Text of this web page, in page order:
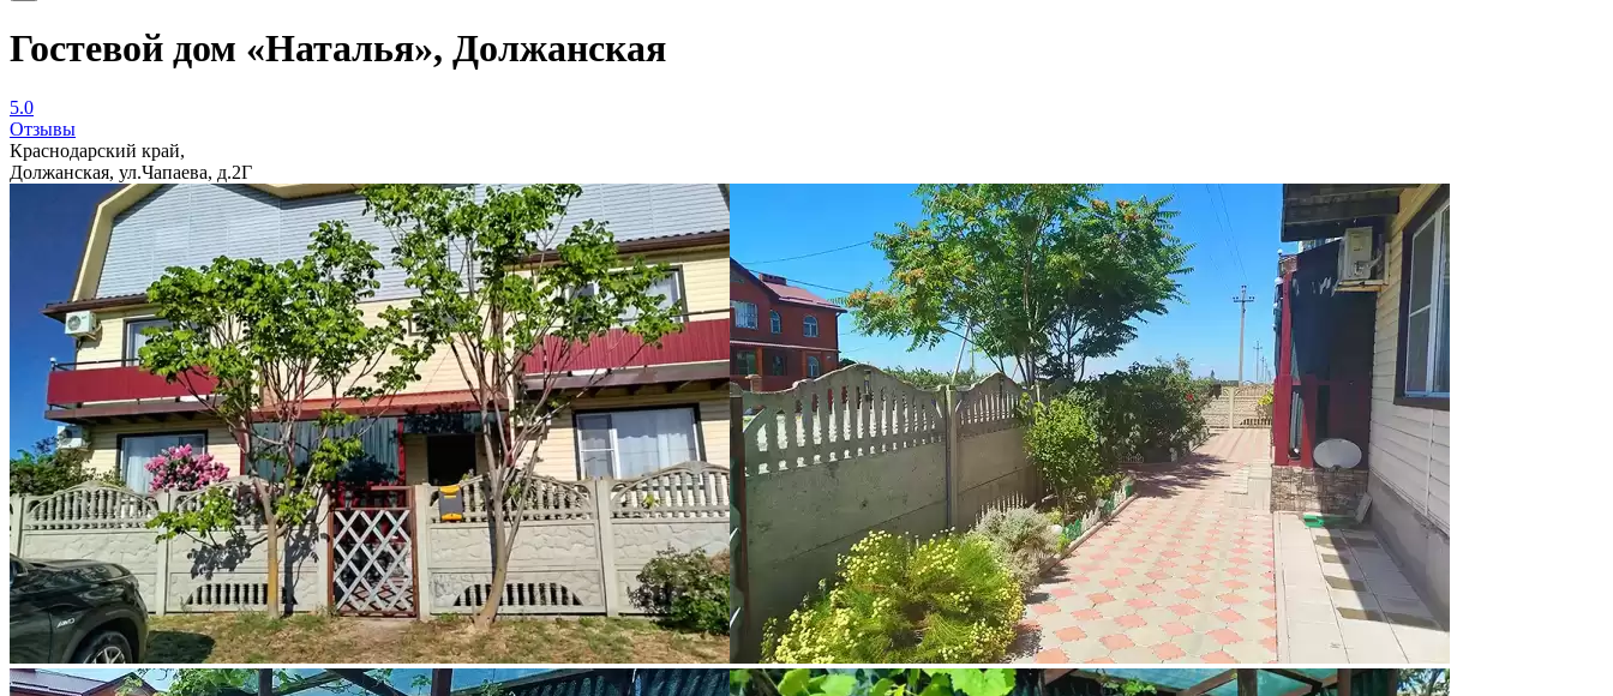
Гостевой дом «Наталья», Должанская
5.0
Отзывы
Краснодарский край,
Должанская, ул.Чапаева, д.2Г